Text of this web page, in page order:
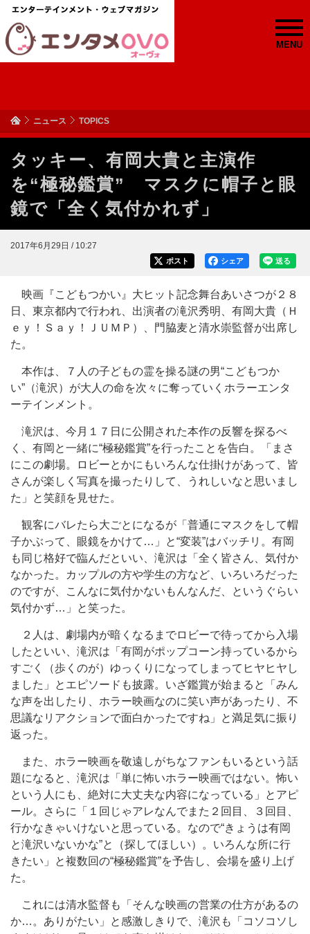
MENU
ニュース TOPICS
タッキー、有岡大貴と主演作
を“極秘鑑賞” マスクに帽子と眼
鏡で「全く気付かれず」
2017年6月29日 / 10:27
送る
シェア
ポスト
映画『こどもつかい』大ヒット記念舞台あいさつが２８
日、東京都内で行われ、出演者の滝沢秀明、有岡大貴（Ｈ
ｅｙ！Ｓａｙ！ＪＵＭＰ）、門脇麦と清水崇監督が出席し
た。
本作は、７人の子どもの霊を操る謎の男“こどもつか
い”（滝沢）が大人の命を次々に奪っていくホラーエンタ
ーテインメント。
滝沢は、今月１７日に公開された本作の反響を探るべ
く、有岡と一緒に“極秘鑑賞”を行ったことを告白。「まさ
にこの劇場。ロビーとかにもいろんな仕掛けがあって、皆
さんが楽しく写真を撮ったりして、うれしいなと思いまし
た」と笑顔を見せた。
観客にバレたら大ごとになるが「普通にマスクをして帽
子かぶって、眼鏡をかけて…」と“変装”はバッチリ。有岡
も同じ格好で臨んだといい、滝沢は「全く皆さん、気付か
なかった。カップルの方や学生の方など、いろいろだった
のですが、こんなに気付かないもんなんだ、というぐらい
気付かず…」と笑った。
２人は、劇場内が暗くなるまでロビーで待ってから入場
したといい、滝沢は「有岡がポップコーン持っているから
すごく（歩くのが）ゆっくりになってしまってヒヤヒヤし
ました」とエピソードも披露。いざ鑑賞が始まると「みん
な声を出したり、ホラー映画なのに笑い声があったり、不
思議なリアクションで面白かったですね」と満足気に振り
返った。
また、ホラー映画を敬遠しがちなファンもいるという話
題になると、滝沢は「単に怖いホラー映画ではない。怖い
という人にも、絶対に大丈夫な内容になっている」とアピ
ール。さらに「１回じゃアレなんでまた２回目、３回目、
行かなきゃいけないと思っている。なので“きょうは有岡
と滝沢いないかな”と（探してほしい）。いろんな所に行
きたい」と複数回の“極秘鑑賞”を予告し、会場を盛り上げ
た。
これには清水監督も「そんな映画の営業の仕方があるの
か…。ありがたい」と感激しきりで、滝沢も「コソコソし